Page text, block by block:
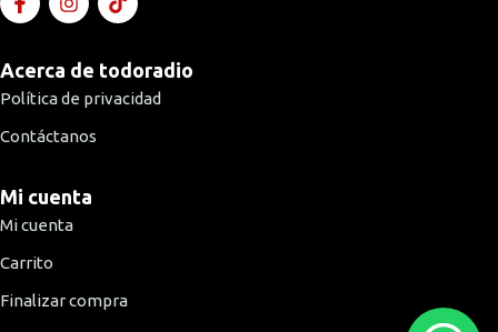
Acerca de todoradio
Política de privacidad
Contáctanos
Mi cuenta
Mi cuenta
Carrito
Finalizar compra